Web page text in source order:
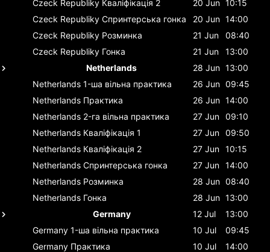
Czeck Republiky Кваліфікація 2 20 Jun 10:15
Czeck Republiky Спринтерська гонка 20 Jun 14:00
Czeck Republiky Розминка 21 Jun
08:40
Czeck Republiky Гонка 21 Jun
13:00
Netherlands
28 Jun 13:00
Netherlands 1-ша вільна практика 26 Jun 09:45
Netherlands Практика 26 Jun 14:00
Netherlands 2-га вільна практика 27 Jun 09:10
Netherlands Кваліфікація 1 27 Jun 09:50
Netherlands Кваліфікація 2 27 Jun 10:15
Netherlands Спринтерська гонка 27 Jun 14:00
Netherlands Розминка 28 Jun 08:40
Netherlands Гонка 28 Jun 13:00
Germany
12 Jul
13:00
Germany 1-ша вільна практика 10 Jul
09:45
Germany Практика 10 Jul
14:00